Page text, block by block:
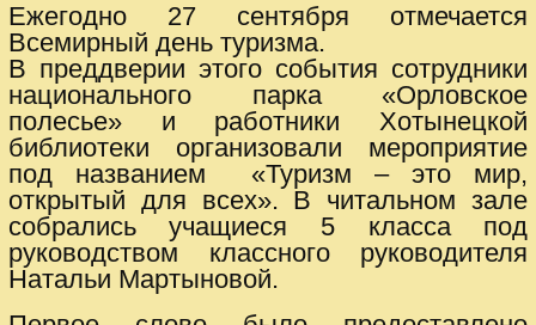
Ежегодно 27 сентября отмечается
Всемирный день туризма.
В преддверии этого события сотрудники
национального парка «Орловское
полесье» и работники Хотынецкой
библиотеки организовали мероприятие
под названием «Туризм – это мир,
открытый для всех». В читальном зале
собрались учащиеся 5 класса под
руководством классного руководителя
Натальи Мартыновой.